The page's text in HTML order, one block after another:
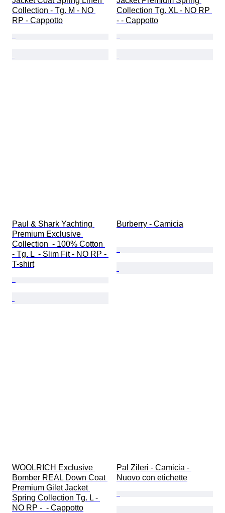
Collection - Tg. M - NO
RP - Cappotto
Collection Tg. XL - NO RP
- - Cappotto
Paul & Shark Yachting
Premium Exclusive
Collection  - 100% Cotton
- Tg. L  - Slim Fit - NO RP -
T-shirt
Burberry - Camicia
WOOLRICH Exclusive
Bomber REAL Down Coat
Premium Gilet Jacket
Spring Collection Tg. L -
NO RP -  - Cappotto
Pal Zileri - Camicia -
Nuovo con etichette